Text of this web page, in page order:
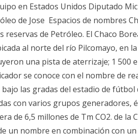
en Estados Unidos Diputado
de Jose Espacios de nombres
reservas de Petróleo. El Chaco
al norte del río Pilcomayo, en
una pista de aterrizaje; 1 500
se conoce con el nombre de
las gradas del estadio de
con varios grupos generadores,
de 6,5 millones de Tm CO2. de
un nombre en combinación con